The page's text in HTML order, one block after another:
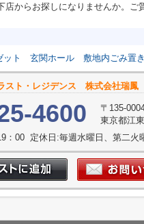
店からお探しになりませんか。ご
ット 玄関ホール 敷地内ごみ置
スト・レジデンス 株式会社瑞
4600
〒135-
東京都江
：00 定休日:毎週水曜日、第二火